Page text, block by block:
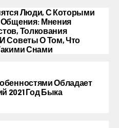
Люди, С Которыми
Общения: Мнения
Толкования
Советы О Том, Что
Снами
Обладает
2021 Год Быка